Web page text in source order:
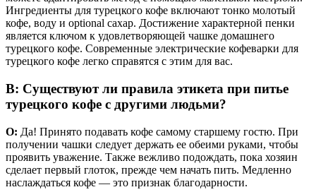
Ингредиенты для турецкого кофе включают тонко молотый
кофе, воду и optional сахар. Достижение характерной пенки
является ключом к удовлетворяющей чашке домашнего
турецкого кофе. Современные электрические кофеварки для
турецкого кофе легко справятся с этим для вас.
В: Существуют ли правила этикета при питье
турецкого кофе с другими людьми?
О: Да! Принято подавать кофе самому старшему гостю. При
получении чашки следует держать ее обеими руками, чтобы
проявить уважение. Также вежливо подождать, пока хозяин
сделает первый глоток, прежде чем начать пить. Медленно
наслаждаться кофе — это признак благодарности.